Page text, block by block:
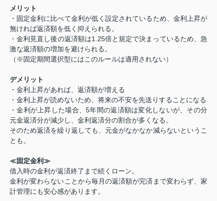
メリット
・固定金利に比べて金利が低く設定されているため、金利上昇が
無ければ返済額を低く抑えられる。
・金利見直し後の返済額は1.25倍と規定で決まっているため、急
激な返済額の増加を避けられる。
（※固定期間選択型にはこのルールは適用されない）
デメリット
・金利上昇があれば、返済額が増える
・金利上昇が読めないため、将来の不安を先送りすることになる
・金利が上昇した場合、5年間の返済額は変化しないが、その分
元金返済分が減少し、金利返済分の割合が多くなる。
そのため返済を繰り返しても、元金がなかなか減らないというこ
とも。
≪固定金利≫
借入時の金利が返済終了まで続くローン。
金利が変わらないことから毎月の返済額が完済まで変わらず、家
計管理にも安心感があります。